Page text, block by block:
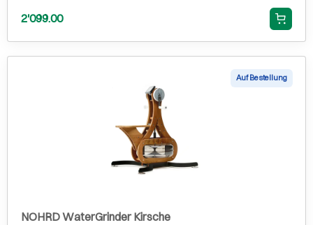
2'099.00
Auf Bestellung
NOHRD WaterGrinder Kirsche